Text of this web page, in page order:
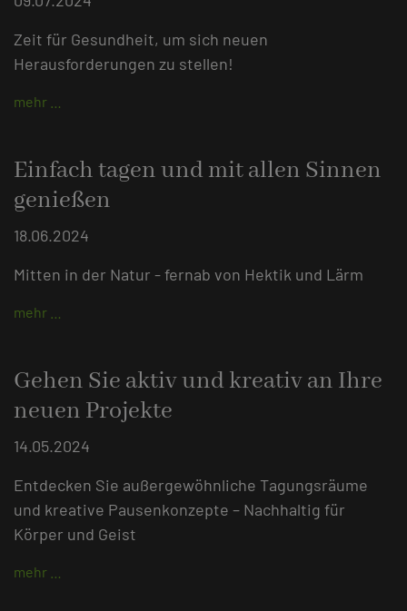
Zeit für Gesundheit, um sich neuen
Herausforderungen zu stellen!
mehr …
Einfach tagen und mit allen Sinnen
genießen
18.06.2024
Mitten in der Natur - fernab von Hektik und Lärm
mehr …
Gehen Sie aktiv und kreativ an Ihre
neuen Projekte
14.05.2024
Entdecken Sie außergewöhnliche Tagungsräume
und kreative Pausenkonzepte – Nachhaltig für
Körper und Geist
mehr …